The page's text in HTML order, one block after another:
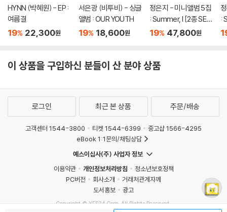
HYNN (박혜원) - EP :
여름결
19% 22,300원
서은광 (비투비) - 싱글
앨범 : OUR YOUTH
19% 18,600원
정은지 - 미니앨범 5집
: Summer, I [2종 SE
T]
19% 47,800원
:
이 상품을 구입하신 분들이 산 분야 상품
로그인 최근 본 상품 주문/배송
고객센터 1544-3800 티켓 1544-6399
중고샵 1566-4295
eBook 1:1문의/채팅상담
예스이십사(주) 사업자 정보
이용약관
개인정보처리방침
청소년보호정책
PC버전
회사소개
거래처관계자께
도서홍보
광고
Copyright © YES24 Corp. All Rights Reserved.